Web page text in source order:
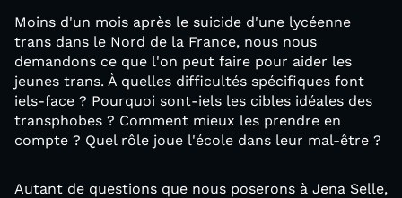
Moins d'un mois après le suicide d'une lycéenne
trans dans le Nord de la France, nous nous
demandons ce que l'on peut faire pour aider les
jeunes trans. À quelles difficultés spécifiques font
iels-face ? Pourquoi sont-iels les cibles idéales des
transphobes ? Comment mieux les prendre en
compte ? Quel rôle joue l'école dans leur mal-être ?
Autant de questions que nous poserons à Jena Selle,